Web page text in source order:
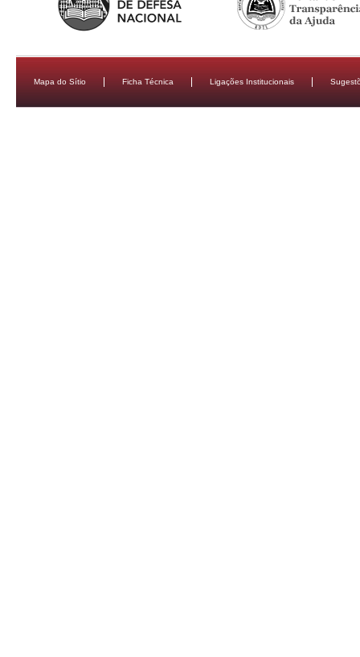
Mapa do Sítio Ficha Técnica Ligações Institucionais